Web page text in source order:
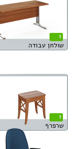
1
שולחן עבודה
1
שרפרף